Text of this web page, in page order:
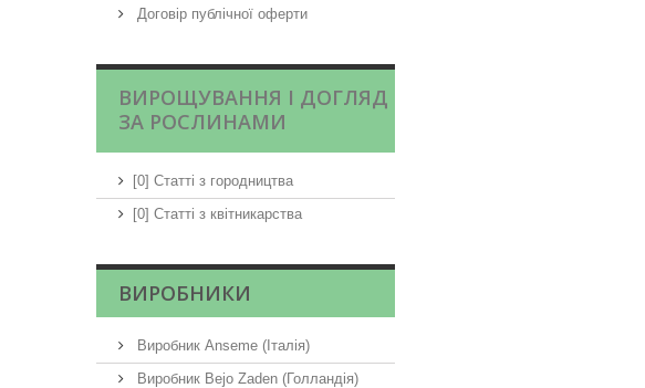
Договір публічної оферти
ВИРОЩУВАННЯ І ДОГЛЯД
ЗА РОСЛИНАМИ
[0] Статті з городництва
[0] Статті з квітникарства
ВИРОБНИКИ
Виробник Anseme (Італія)
Виробник Bejo Zaden (Голландія)